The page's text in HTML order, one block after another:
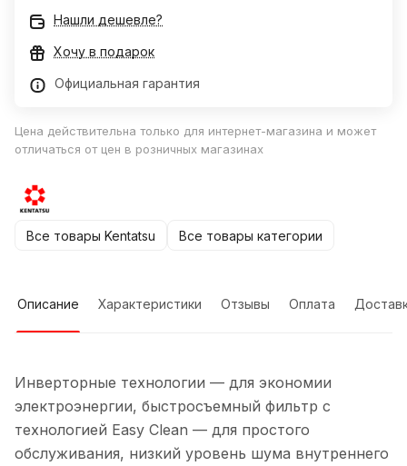
Нашли дешевле?
Хочу в подарок
Официальная гарантия
Цена действительна только для интернет-магазина и может
отличаться от цен в розничных магазинах
Все товары Kentatsu Все товары категории
Описание Характеристики Отзывы Оплата
Инверторные технологии — для экономии
электроэнергии, быстросъемный фильтр с
технологией Easy Clean — для простого
обслуживания, низкий уровень шума внутреннего